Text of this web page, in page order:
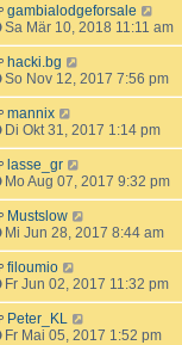
gambialodgeforsale
Sa Mär 10, 2018 11:11 am
hacki.bg
So Nov 12, 2017 7:56 pm
mannix
Di Okt 31, 2017 1:14 pm
lasse_gr
Mo Aug 07, 2017 9:32 pm
Mustslow
Mi Jun 28, 2017 8:44 am
filoumio
Fr Jun 02, 2017 11:32 pm
Peter_KL
Fr Mai 05, 2017 1:52 pm